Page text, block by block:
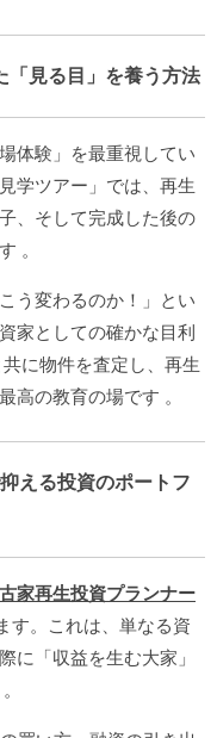
「見る目」を養う方法
体験」を最重視してい
学ツアー」では、再生
、そして完成した後の
。
う変わるのか！」とい
家としての確かな目利
共に物件を査定し、再生
高の教育の場です 。
える投資のポートフ
古家再生投資プランナー
す。これは、単なる資
に「収益を生む大家」
。